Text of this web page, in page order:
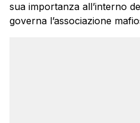
sua importanza all’interno
governa l’associazione